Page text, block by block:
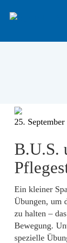
25. September
B.U.S.
Ein kleiner
Übungen, um
zu halten –
Bewegung.
spezielle